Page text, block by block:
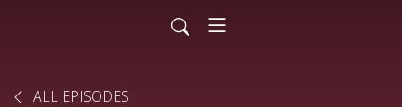
ALL EPISODES